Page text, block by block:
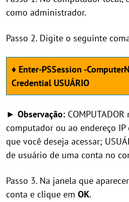
como administrador.
Passo 2. Digite o seguinte
♦ Enter-PSSession -
Credential USUÁRIO
► Observação:
computador ou ao endereço
que você deseja acessar;
de usuário de uma conta no
Passo 3. Na janela que
conta e clique em OK.